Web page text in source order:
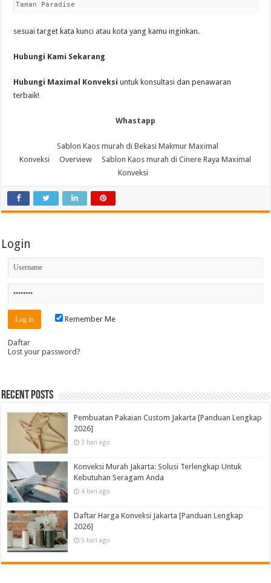
Taman Paradise
sesuai target kata kunci atau kota yang kamu inginkan.
Hubungi Kami Sekarang
Hubungi Maximal Konveksi untuk konsultasi dan penawaran
terbaik!
Whastapp
Sablon Kaos murah di Bekasi Makmur Maximal
Konveksi
Overview
Sablon Kaos murah di Cinere Raya Maximal
Konveksi
Login
Remember Me
Daftar
Lost your password?
Recent Posts
Pembuatan Pakaian Custom Jakarta [Panduan Lengkap
2026]
3 hari ago
Konveksi Murah Jakarta: Solusi Terlengkap Untuk
Kebutuhan Seragam Anda
4 hari ago
Daftar Harga Konveksi Jakarta [Panduan Lengkap
2026]
5 hari ago